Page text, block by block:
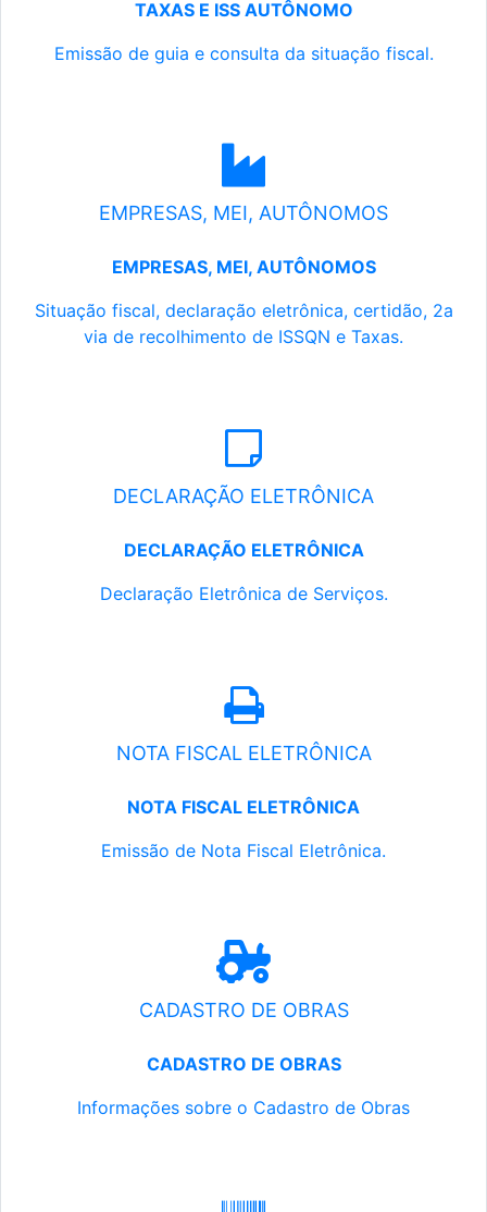
TAXAS E ISS AUTÔNOMO
Emissão de guia e consulta da situação fiscal.
EMPRESAS, MEI, AUTÔNOMOS
EMPRESAS, MEI, AUTÔNOMOS
Situação fiscal, declaração eletrônica, certidão, 2a
via de recolhimento de ISSQN e Taxas.
DECLARAÇÃO ELETRÔNICA
DECLARAÇÃO ELETRÔNICA
Declaração Eletrônica de Serviços.
NOTA FISCAL ELETRÔNICA
NOTA FISCAL ELETRÔNICA
Emissão de Nota Fiscal Eletrônica.
CADASTRO DE OBRAS
CADASTRO DE OBRAS
Informações sobre o Cadastro de Obras